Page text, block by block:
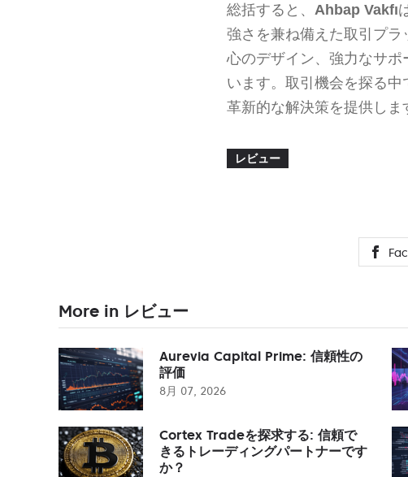
総括すると、 Ahbap Vakfı
強さを兼ね備えた取引プ
心のデザイン、強力なサ
います。取引機会を探る中
革新的な解決策を提供しま
レビュー
More in レビュー
Aurevia Capital Prime: 信頼性の
評価
8月 07, 2026
Cortex Tradeを探求する: 信頼で
きるトレーディングパートナーです
か？